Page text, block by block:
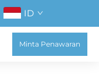
ID
Minta Penawaran